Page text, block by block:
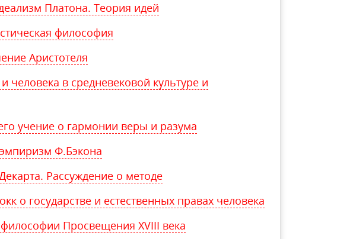
Платона. Теория идей
философия
Аристотеля
человека в средневековой культуре и
учение о гармонии веры и разума
Ф.Бэкона
Рассуждение о методе
о государстве и естественных правах человека
Просвещения ХVIII века